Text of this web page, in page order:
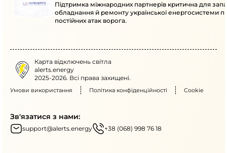
енергосистеми
Підтримка міжнародних партнерів критична для
обладнання й ремонту української енергосистеми
постійних атак ворога.
Карта відключень світла
alerts.energy
2025-2026. Всі права захищені.
Умови використання Політика конфіденційності Cookie
Зв'язатися з нами:
support@alerts.energy +38 (068) 998 76 18